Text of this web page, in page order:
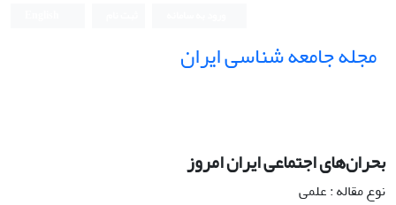
مجله جامعه شناسی ایران
بحران‌های اجتماعی ایران امروز
نوع مقاله : علمی